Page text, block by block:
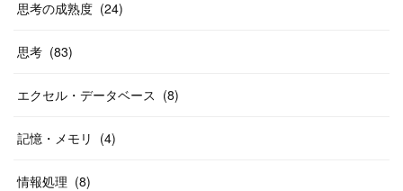
思考の成熟度 (24)
思考 (83)
エクセル・データベース (8)
記憶・メモリ (4)
情報処理 (8)